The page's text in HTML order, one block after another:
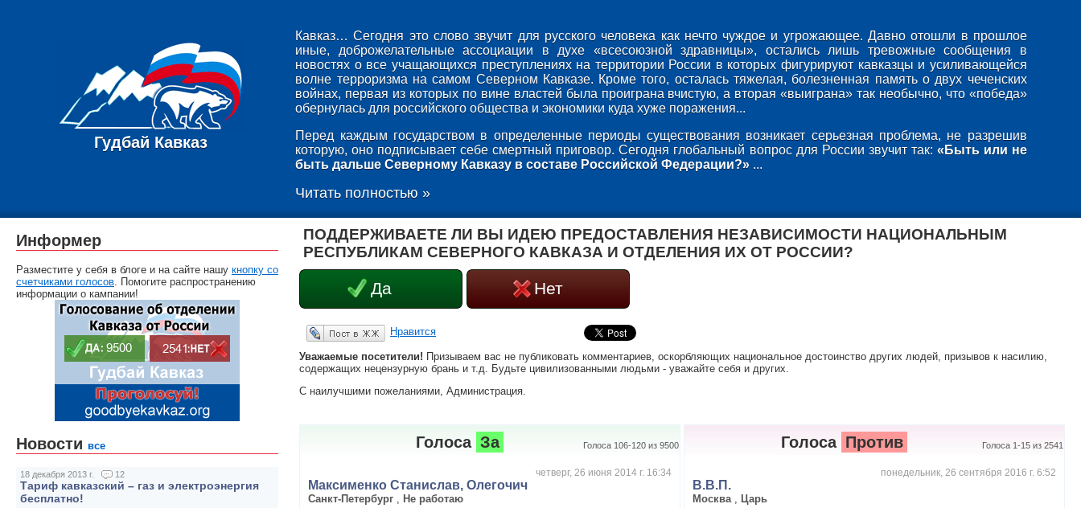
Гудбай Кавказ
Кавказ… Сегодня это слово звучит для русского человека как нечто чуждое и угрожающее. Давно отошли в прошлое
иные, доброжелательные ассоциации в духе «всесоюзной здравницы», остались лишь тревожные сообщения в
новостях о все учащающихся преступлениях на территории России в которых фигурируют кавказцы и усиливающейся
волне терроризма на самом Северном Кавказе. Кроме того, осталась тяжелая, болезненная память о двух чеченских
войнах, первая из которых по вине властей была проиграна вчистую, а вторая «выиграна» так необычно, что «победа»
обернулась для российского общества и экономики куда хуже поражения...
Перед каждым государством в определенные периоды существования возникает серьезная проблема, не разрешив
которую, оно подписывает себе смертный приговор. Сегодня глобальный вопрос для России звучит так: «Быть или не
быть дальше Северному Кавказу в составе Российской Федерации?» ...
Читать полностью »
ПОДДЕРЖИВАЕТЕ ЛИ ВЫ ИДЕЮ ПРЕДОСТАВЛЕНИЯ НЕЗАВИСИМОСТИ НАЦИОНАЛЬНЫМ
РЕСПУБЛИКАМ СЕВЕРНОГО КАВКАЗА И ОТДЕЛЕНИЯ ИХ ОТ РОССИИ?
Да Нет
Опубликовать в ЖЖ Нравится
Уважаемые посетители! Призываем вас не публиковать комментариев, оскорбляющих национальное достоинство других людей, призывов к насилию,
содержащих нецензурную брань и т.д. Будьте цивилизованными людьми - уважайте себя и других.
С наилучшими пожеланиями, Администрация.
Голоса За Голоса 106-120 из 9500
четверг, 26 июня 2014 г. 16:34
Максименко Станислав, Олегочич
Санкт-Петербург
Не работаю
Голоса Против Голоса 1-15 из 2541
понедельник, 26 сентября 2016 г. 6:52
В.В.П.
Москва
Царь
Информер
Разместите у себя в блоге и на сайте нашу кнопку со
счетчиками голосов. Помогите распространению
информации о кампании!
Новости все
18 декабря 2013 г. 12
Тариф кавказский – газ и электроэнергия
бесплатно!